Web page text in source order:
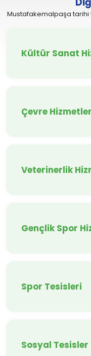
Mustafakemalpaşa tarihi
Kültür Sanat
Çevre
Veterinerlik
Gençlik Spor
Spor Tesisleri
Sosyal Tesisler